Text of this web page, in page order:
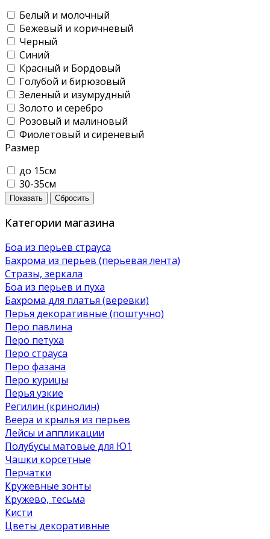
Белый и молочный
Бежевый и коричневый
Черный
Синий
Красный и Бордовый
Голубой и бирюзовый
Зеленый и изумрудный
Золото и серебро
Розовый и малиновый
Фиолетовый и сиреневый
Размер
до 15см
30-35см
Показать Сбросить
Категории магазина
Боа из перьев страуса
Бахрома из перьев (перьевая лента)
Стразы, зеркала
Боа из перьев и пуха
Бахрома для платья (веревки)
Перья декоративные (поштучно)
Перо павлина
Перо петуха
Перо страуса
Перо фазана
Перо курицы
Перья узкие
Регилин (кринолин)
Веера и крылья из перьев
Лейсы и аппликации
Полубусы матовые для Ю1
Чашки корсетные
Перчатки
Кружевные зонты
Кружево, тесьма
Кисти
Цветы декоративные